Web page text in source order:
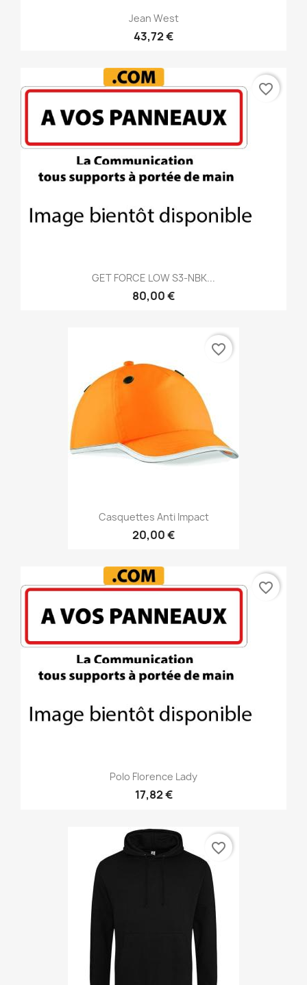
Jean West
43,72 €
GET FORCE LOW S3-NBK...
80,00 €
favorite_border
Casquettes Anti Impact
20,00 €
favorite_border
Polo Florence Lady
17,82 €
favorite_border
favorite_border